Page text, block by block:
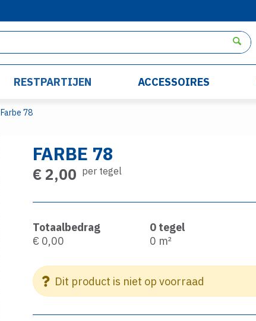
RESTPARTIJEN ACCESSOIRES
Farbe 78
FARBE 78
€ 2,00 per tegel
Totaalbedrag
€ 0,00
0 tegel
0 m²
Dit product is niet op voorraad